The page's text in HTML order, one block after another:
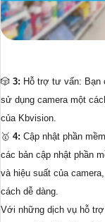
🎲 3: Hỗ trợ tư vấn: Bạn
sử dụng camera một
của Kbvision.
🥇️ 4: Cập nhật phần
các bản cập nhật phần
và hiệu suất của
cách dễ dàng.
Với những dịch vụ hỗ